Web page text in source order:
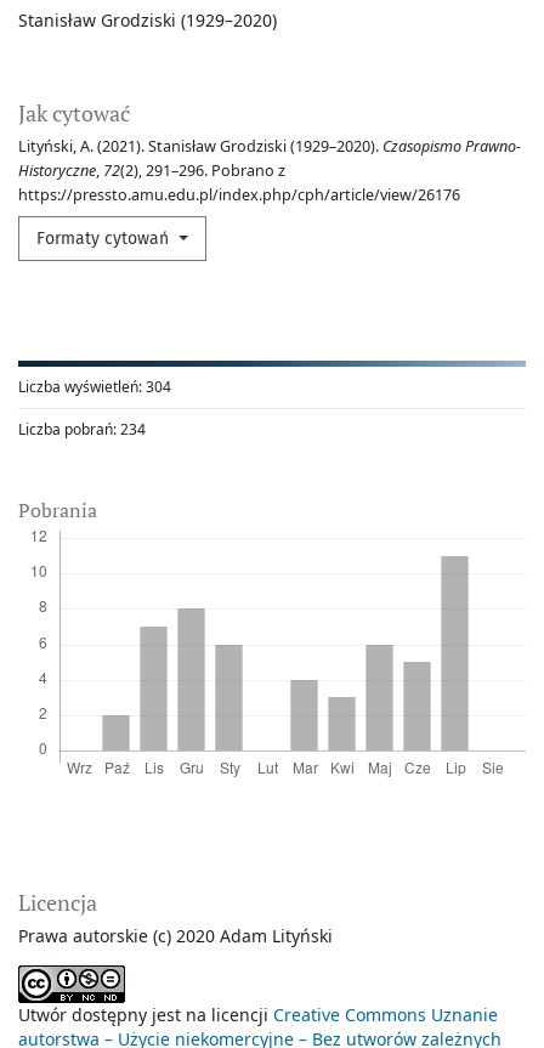
Jak cytować
Lityński, A. (2021). Stanisław Grodziski (1929–2020). Czasopismo Prawno-
Historyczne, 72(2), 291–296. Pobrano z
https://pressto.amu.edu.pl/index.php/cph/article/view/26176
Formaty cytowań
Liczba wyświetleń:304
Liczba pobrań:234
Stanisław Grodziski (1929–2020)
Pobrania
Licencja
Prawa autorskie (c) 2020 Adam Lityński
Utwór dostępny jest na licencji Creative Commons Uznanie
autorstwa – Użycie niekomercyjne – Bez utworów zależnych